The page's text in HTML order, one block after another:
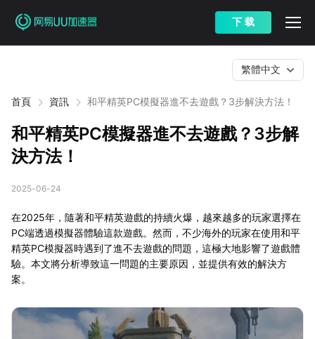
下 载
首頁 資訊 和平精英PC模擬器進不去遊戲？3步解決方法！
繁體中文
和平精英PC模擬器進不去遊戲？3步解
決方法！
2025-06-24
在2025年，隨著和平精英遊戲的持續火爆，越來越多的玩家選擇在
PC端透過模擬器體驗這款遊戲。然而，不少海外的玩家在使用和平
精英PC模擬器時遇到了進不去遊戲的問題，這極大地影響了遊戲體
驗。本文將分析導致這一問題的主要原因，並提供有效的解決方
案。